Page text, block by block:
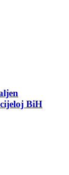
BiH